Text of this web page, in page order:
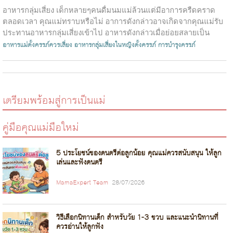
อาหารกลุ่มเสี่ยง เด็กหลายๆคนดื่มนมแม่ล้วนแต่มีอาการครืดคราด
ตลอดเวลา คุณแม่ทราบหรือไม่ อาการดังกล่าวอาจเกิดจากคุณแม่รับ
ประทานอาหารกลุ่มเสี่ยงเข้าไป อาหารดังกล่าวเมื่อย่อยสลายเป็น
ระดับโมเลกุลแล้วสามา...
อาหารแม่ตั้งครรภ์ควรเลี่ยง อาหารกลุ่มเสี่ยงในหญิงตั้งครรภ์ การบำรุงครรภ์
เตรียมพร้อมสู่การเป็นแม่
คู่มือคุณแม่มือใหม่
5 ประโยชน์ของดนตรีต่อลูกน้อย คุณแม่ควรสนับสนุน ให้ลูก
เล่นและฟังดนตรี
MamaExpert Team 28/07/2026
วิธีเลือกนิทานเด็ก สำหรับวัย 1-3 ขวบ และแนะนำนิทานที่
ควรอ่านให้ลูกฟัง